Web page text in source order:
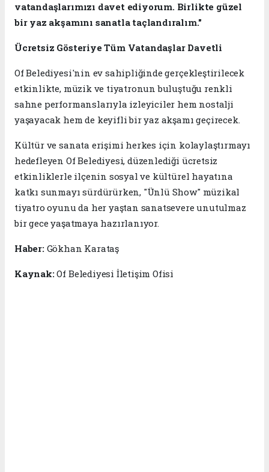
vatandaşlarımızı davet ediyorum. Birlikte güzel
bir yaz akşamını sanatla taçlandıralım."
Ücretsiz Gösteriye Tüm Vatandaşlar Davetli
Of Belediyesi'nin ev sahipliğinde gerçekleştirilecek
etkinlikte, müzik ve tiyatronun buluştuğu renkli
sahne performanslarıyla izleyiciler hem nostalji
yaşayacak hem de keyifli bir yaz akşamı geçirecek.
Kültür ve sanata erişimi herkes için kolaylaştırmayı
hedefleyen Of Belediyesi, düzenlediği ücretsiz
etkinliklerle ilçenin sosyal ve kültürel hayatına
katkı sunmayı sürdürürken, "Ünlü Show" müzikal
tiyatro oyunu da her yaştan sanatsevere unutulmaz
bir gece yaşatmaya hazırlanıyor.
Haber:Gökhan Karataş
Kaynak:Of Belediyesi İletişim Ofisi